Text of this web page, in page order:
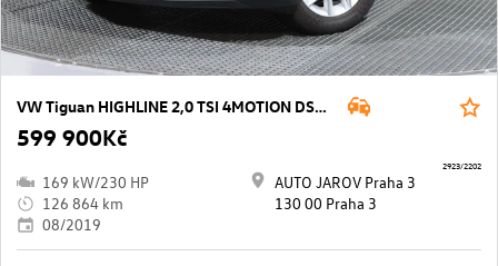
VW Tiguan HIGHLINE 2,0 TSI 4MOTION DSG/ TAŽNÉ Z.,LED, ACC, VIRT.PEDÁL...
599 900Kč
169 kW/230 HP
126 864 km
08/2019
AUTO JAROV Praha 3
130 00 Praha 3
2923/2202